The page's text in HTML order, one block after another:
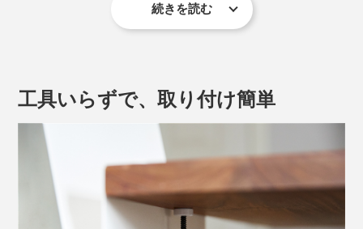
さりげない形状の工夫で、使いやすさをデザインしてい
真っ白ではなくグレージュを混ぜたような白、真っ黒で
続きを読む
工具いらずで、取り付け簡単